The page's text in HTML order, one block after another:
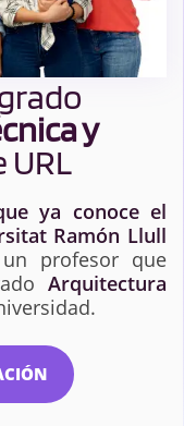
y
URL
ya conoce el
Ramón Llull
profesor que
Arquitectura